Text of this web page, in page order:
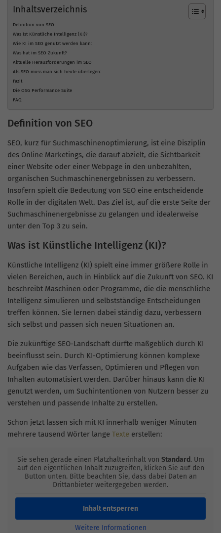
Inhaltsverzeichnis
Definition von SEO
Was ist Künstliche Intelligenz (KI)?
Wie KI im SEO genutzt werden kann:
Was hat im SEO Zukunft?
Aktuelle Herausforderungen im SEO
Als SEO muss man sich heute überlegen:
Fazit
Die OSG Performance Suite
FAQ
Definition von SEO
SEO, kurz für Suchmaschinenoptimierung, ist eine Disziplin
des Online Marketings, die darauf abzielt, die Sichtbarkeit
einer Website oder einer Webpage in den unbezahlten,
organischen Suchmaschinenergebnissen zu verbessern.
Insofern spielt die Bedeutung von SEO eine entscheidende
Rolle in der digitalen Welt. Das Ziel ist, auf die erste Seite der
Suchmaschinenergebnisse zu gelangen und idealerweise
unter den Top 3 zu sein.
Was ist Künstliche Intelligenz (KI)?
Künstliche Intelligenz (KI) spielt eine immer größere Rolle in
vielen Bereichen, auch in Hinblick auf die Zukunft von SEO. KI
beschreibt Maschinen oder Programme, die die menschliche
Intelligenz simulieren und selbstständige Entscheidungen
treffen können. Sie lernen dabei ständig dazu, verbessern
sich selbst und passen sich neuen Situationen an.
Die zukünftige SEO-Landschaft dürfte maßgeblich durch KI
beeinflusst sein. Durch KI-Optimierung können komplexe
Aufgaben wie das Verfassen, Optimieren und Pflegen von
Inhalten automatisiert werden. Darüber hinaus kann die KI
genutzt werden, um Suchintentionen von Nutzern besser zu
verstehen und passende Inhalte zu erstellen.
Schon jetzt lassen sich mit KI innerhalb weniger Minuten
mehrere tausend Wörter lange Texte erstellen:
Sie sehen gerade einen Platzhalterinhalt von Standard. Um
auf den eigentlichen Inhalt zuzugreifen, klicken Sie auf den
Button unten. Bitte beachten Sie, dass dabei Daten an
Drittanbieter weitergegeben werden.
Inhalt entsperren
Weitere Informationen